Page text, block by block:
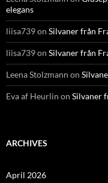
elegans
liisa739on Silvaner från
liisa739on Silvaner från
Leena Stolzmann on
Eva af Heurlin on Silvaner
ARCHIVES
April 2026